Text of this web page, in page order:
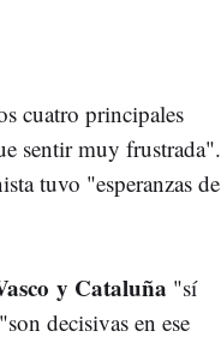
cuatro principales
sentir muy frustrada".
tuvo "esperanzas de
y Cataluña "sí
decisivas en ese